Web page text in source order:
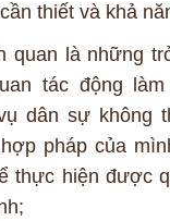
thiết và khả
quan là những
tác động
dân sự không
pháp của
thực hiện được